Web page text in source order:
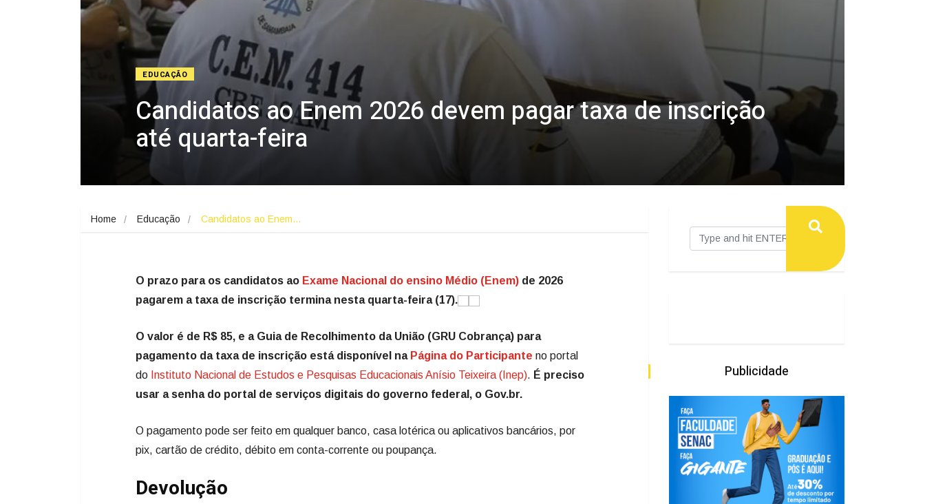
EDUCAÇÃO
Candidatos ao Enem 2026 devem pagar taxa de inscrição
até quarta-feira
Home Educação Candidatos ao Enem…
O prazo para os candidatos ao Exame Nacional do ensino Médio (Enem) de 2026
pagarem a taxa de inscrição termina nesta quarta-feira (17).
O valor é de R$ 85, e a Guia de Recolhimento da União (GRU Cobrança) para
pagamento da taxa de inscrição está disponível na Página do Participante no portal
do Instituto Nacional de Estudos e Pesquisas Educacionais Anísio Teixeira (Inep). É preciso
usar a senha do portal de serviços digitais do governo federal, o Gov.br.
O pagamento pode ser feito em qualquer banco, casa lotérica ou aplicativos bancários, por
pix, cartão de crédito, débito em conta-corrente ou poupança.
Devolução
Publicidade